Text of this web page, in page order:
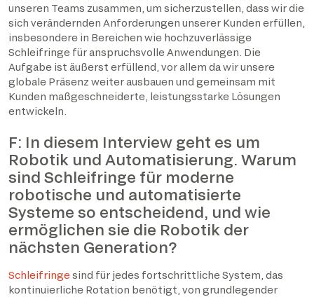
unseren Teams zusammen, um sicherzustellen, dass wir die
sich verändernden Anforderungen unserer Kunden erfüllen,
insbesondere in Bereichen wie hochzuverlässige
Schleifringe für anspruchsvolle Anwendungen. Die
Aufgabe ist äußerst erfüllend, vor allem da wir unsere
globale Präsenz weiter ausbauen und gemeinsam mit
Kunden maßgeschneiderte, leistungsstarke Lösungen
entwickeln.
F: In diesem Interview geht es um
Robotik und Automatisierung. Warum
sind Schleifringe für moderne
robotische und automatisierte
Systeme so entscheidend, und wie
ermöglichen sie die Robotik der
nächsten Generation?
Schleifringesind für jedes fortschrittliche System, das
kontinuierliche Rotation benötigt, von grundlegender